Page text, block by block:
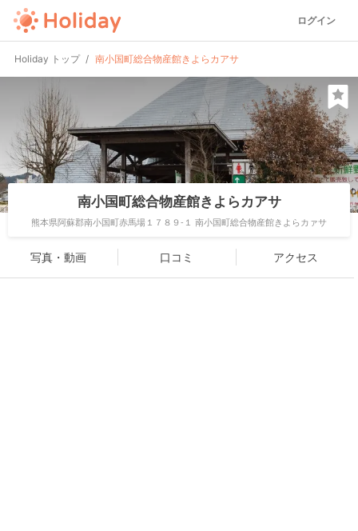
ログイン
Holiday トップ 南小国町総合物産館きよらカアサ
南小国町総合物産館きよらカアサ
熊本県阿蘇郡南小国町赤馬場１７８９-１ 南小国町総合物産館きよらカァサ
写真・動画 口コミ アクセス